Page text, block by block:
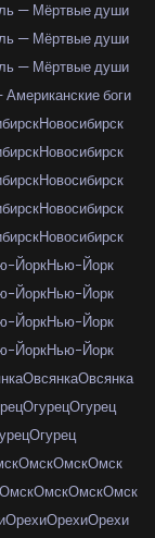
— Мёртвые души
— Мёртвые души
— Мёртвые души
боги
Новосибирск
Новосибирск
Новосибирск
Новосибирск
Новосибирск
ЙоркНью-Йорк
ЙоркНью-Йорк
ЙоркНью-Йорк
ЙоркНью-Йорк
ОвсянкаОвсянка
ОгурецОгурец
Огурец
ОмскОмскОмск
ОмскОмскОмскОмск
ОрехиОрехиОрехи